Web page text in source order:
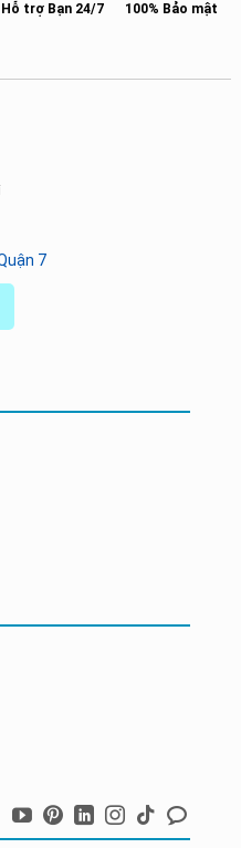
Hỗ trợ Bạn 24/7 100% Bảo mật
7